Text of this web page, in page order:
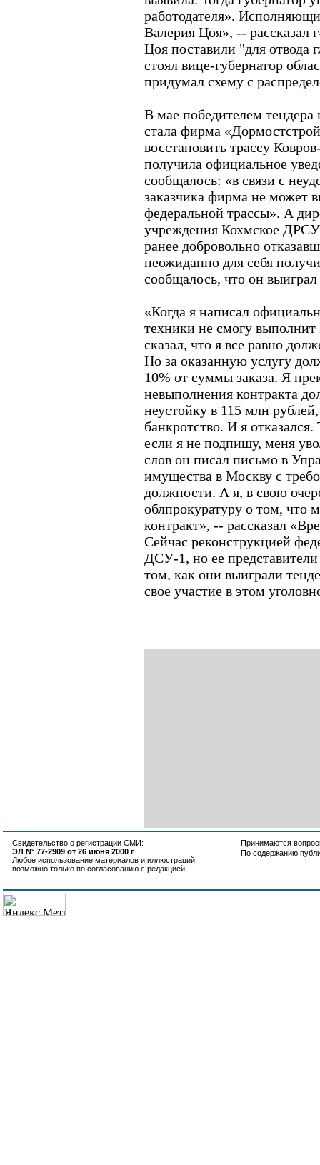
работодателя».
Валерия Цоя», -- рассказал
Цоя поставили "для отвода
стоял вице-губернатор
придумал схему с
В мае победителем тендера
стала фирма
восстановить трассу
получила официальное
сообщалось: «в связи с
заказчика фирма не может
федеральной трассы». А
учреждения Кохмское
ранее добровольно
неожиданно для себя
сообщалось, что он выиграл
«Когда я написал
техники не смогу
сказал, что я все равно
Но за оказанную услугу
10% от суммы заказа. Я
невыполнения контракта
неустойку в 115 млн
банкротство. И я
если я не подпишу, меня
слов он писал письмо в
имущества в Москву с
должности. А я, в свою
облпрокуратуру о том, что
контракт», -- рассказал
Сейчас реконструкцией
ДСУ-1, но ее
том, как они выиграли
свое участие в этом
Свидетельство о регистрации СМИ:
ЭЛ N° 77-2909 от 26 июня 2000 г
Любое использование материалов и иллюстраций
возможно только по согласованию с редакцией
Принимаются
По содержанию